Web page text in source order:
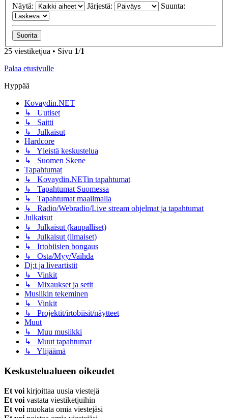
Näytä:
Järjestä: Suunta:
25 viestiketjua • Sivu 1/1
Palaa etusivulle
Hyppää
Kovaydin.NET
↳ Uutiset
↳ Saitti
↳ Julkaisut
Hardcore
↳ Yleistä keskustelua
↳ Suomen Skene
Tapahtumat
↳ Kovaydin.NETin tapahtumat
↳ Tapahtumat Suomessa
↳ Tapahtumat maailmalla
↳ Radio/Webradio/Live stream ohjelmat ja tapahtumat
Julkaisut
↳ Julkaisut (kaupalliset)
↳ Julkaisut (ilmaiset)
↳ Irtobiisien bongaus
↳ Osta/Myy/Vaihda
Dj:t ja liveartistit
↳ Vinkit
↳ Mixaukset ja setit
Musiikin tekeminen
↳ Vinkit
↳ Projektit/irtobiisit/näytteet
Muut
↳ Muu musiikki
↳ Muut tapahtumat
↳ Ylijäämä
Keskustelualueen oikeudet
Et voi kirjoittaa uusia viestejä
Et voi vastata viestiketjuihin
Et voi muokata omia viestejäsi